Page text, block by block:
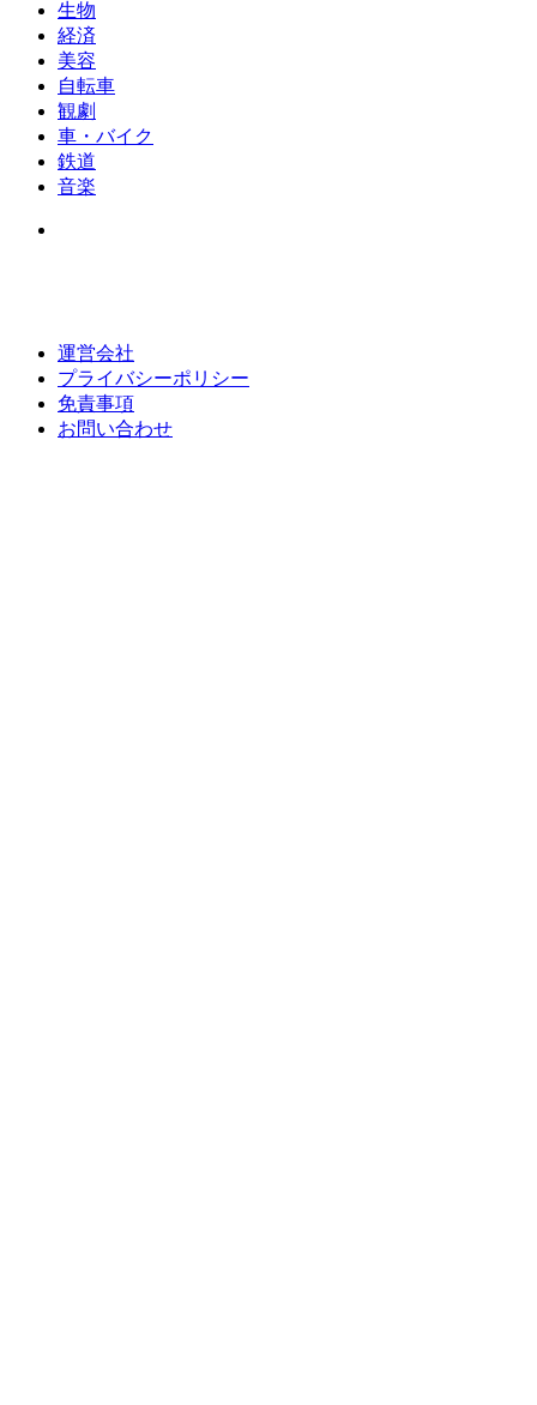
生物
経済
美容
自転車
観劇
車・バイク
鉄道
音楽
運営会社
プライバシーポリシー
免責事項
お問い合わせ